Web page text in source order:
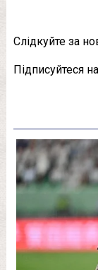
Слідкуйте за
Підписуйтеся